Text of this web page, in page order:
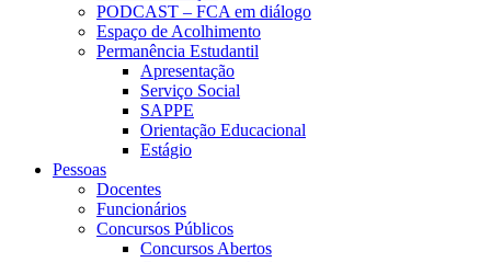
PODCAST – FCA em diálogo
Espaço de Acolhimento
Permanência Estudantil
Apresentação
Serviço Social
SAPPE
Orientação Educacional
Estágio
Pessoas
Docentes
Funcionários
Concursos Públicos
Concursos Abertos